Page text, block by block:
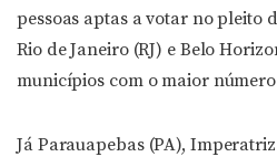
pessoas aptas a votar no pleito
Rio de Janeiro (RJ) e Belo
municípios com o maior
Já Parauapebas (PA),